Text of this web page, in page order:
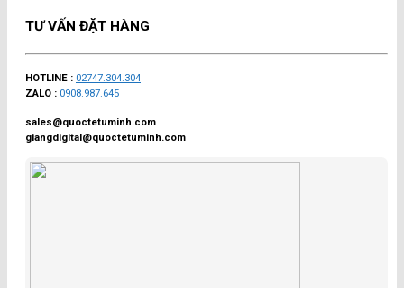
TƯ VẤN ĐẶT HÀNG
HOTLINE : 02747.304.304
ZALO : 0908.987.645
sales@quoctetuminh.com
giangdigital@quoctetuminh.com